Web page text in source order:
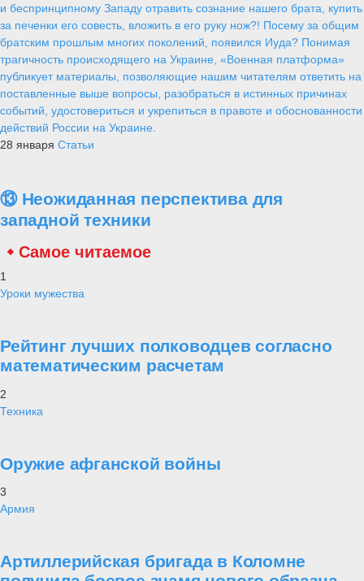
и беспринципному Западу отравить сознание нашего брата, купить
за печенки его совесть, вложить в его руку нож?! Посему за общим
братским прошлым многих поколений, появился Иуда? Понимая
трагичность происходящего на Украине, «Военная платформа»
публикует материалы, позволяющие нашим читателям ответить на
поставленные выше вопросы, разобраться в истинных причинах
событий, удостовериться и укрепиться в правоте и обоснованности
действий России на Украине.
28 января Статьи
⑬ Неожиданная перспектива для
западной техники
Самое читаемое
1
Уроки мужества
Рейтинг лучших полководцев согласно
математическим расчетам
2
Техника
Оружие афганской войны
3
Армия
Артиллерийская бригада в Коломне